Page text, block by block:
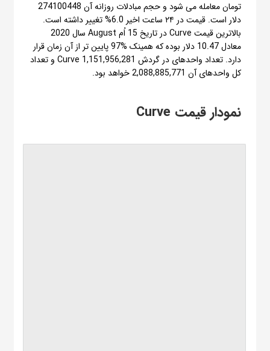
تومان معامله می شود و حجم مبادلات روزانه آن 274100448
دلار است. قیمت در ۲۴ ساعت اخیر 6.0% تغییر داشته است.
بالاترین قیمت Curve در تاریخ 15 اُم August سال 2020
معادل 10.47 دلار بوده که همینک %97 پایین تر از آن زمان قرار
دارد. تعداد واحدهای در گردش Curve 1,151,956,281 و تعداد
کل واحدهای آن 2,088,885,771 خواهد بود.
نمودار قیمت Curve